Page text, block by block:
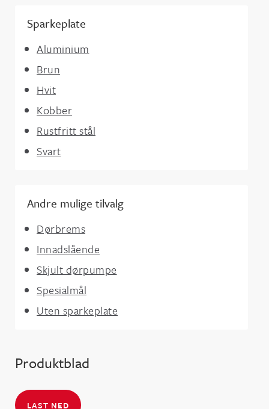
Sparkeplate
Aluminium
Brun
Hvit
Kobber
Rustfritt stål
Svart
Andre mulige tilvalg
Dørbrems
Innadslående
Skjult dørpumpe
Spesialmål
Uten sparkeplate
Produktblad
LAST NED